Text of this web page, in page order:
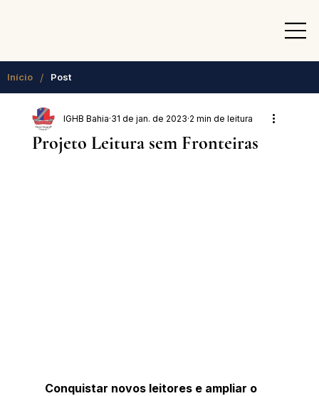
Início / Post
Projeto Leitura sem Fronteiras
IGHB Bahia 31 de jan. de 2023 2 min de leitura
Conquistar novos leitores e ampliar o